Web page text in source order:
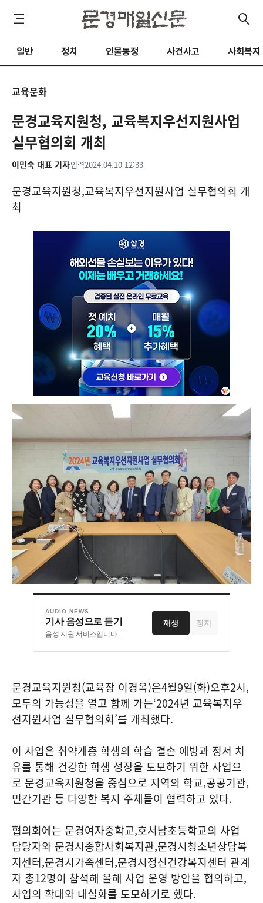
일반 정치 인물동정 사건사고 사회복지
교육문화
문경교육지원청, 교육복지우선지원사업
실무협의회 개최
이민숙 대표 기자입력2024.04.10 12:33
문경교육지원청,교육복지우선지원사업 실무협의회 개
최
AUDIO NEWS
기사 음성으로 듣기
음성 지원 서비스입니다.
재생 정지
문경교육지원청(교육장 이경옥)은4월9일(화)오후2시,
모두의 가능성을 열고 함께 가는‘2024년 교육복지우
선지원사업 실무협의회’를 개최했다.
이 사업은 취약계층 학생의 학습 결손 예방과 정서 치
유를 통해 건강한 학생 성장을 도모하기 위한 사업으
로 문경교육지원청을 중심으로 지역의 학교,공공기관,
민간기관 등 다양한 복지 주체들이 협력하고 있다.
협의회에는 문경여자중학교,호서남초등학교의 사업
담당자와 문경시종합사회복지관,문경시청소년상담복
지센터,문경시가족센터,문경시정신건강복지센터 관계
자 총12명이 참석해 올해 사업 운영 방안을 협의하고,
사업의 확대와 내실화를 도모하기로 했다.